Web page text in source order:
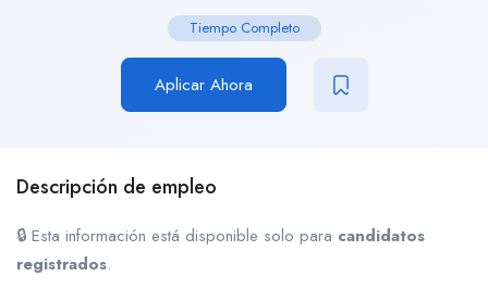
Tiempo Completo
Aplicar Ahora
Descripción de empleo
🔒 Esta información está disponible solo para candidatos
registrados.